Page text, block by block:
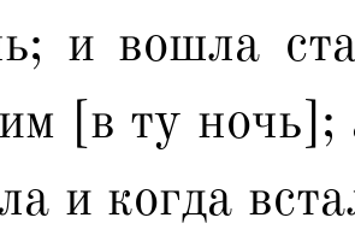
и вошла
[в ту ночь];
и когда